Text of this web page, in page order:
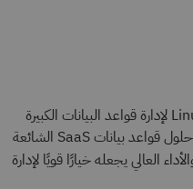
تعتمد العديد من الشركات على خوادم Linux لإدارة قواعد البيانات الكبيرة
والمعقدة. Linux متوافق مع العديد من حلول قواعد بيانات SaaS الشائعة
العالي يجعله خيارًا قويًا لإدارة